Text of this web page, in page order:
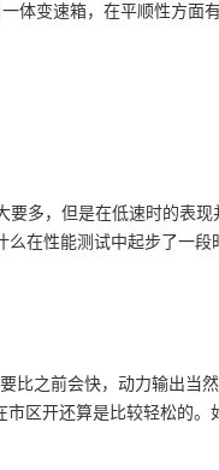
体变速箱，在平顺性方面
多，但是在低速时的表
在性能测试中起步了一
比之前会快，动力输出当
区开还算是比较轻松的。